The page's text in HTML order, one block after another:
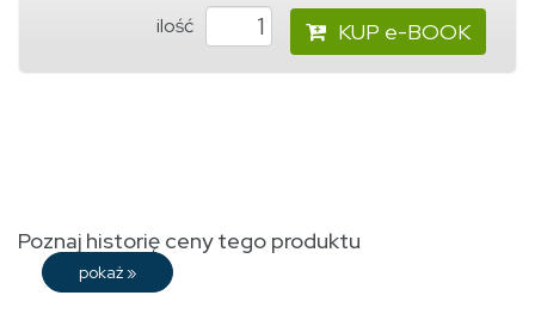
ilość KUP e-BOOK
Poznaj historię ceny tego produktu
pokaż »